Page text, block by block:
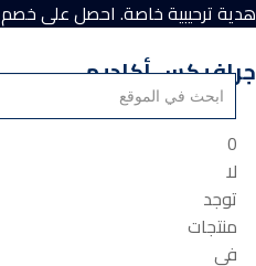
هدية ترحيبية خاصة. احصل على خصم 30% عند تسجيلك في أول دورة باستخدام كود الخصم “Academy”.
جرافيكس أكاديمي
0
لا
توجد
منتجات
في